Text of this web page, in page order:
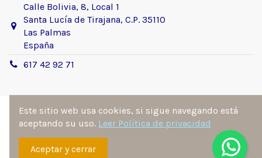
Calle Bolivia, 8, Local 1
Santa Lucía de Tirajana, C.P. 35110
Las Palmas
España
617 42 92 71
Sitio desarrollado y diseñado por
Ángel Manuel
Fernández González . Todos los derechos reservados por
Este sitio web usa cookies, si sigue navegando está
aceptando su uso. Leer Política de privacidad
Aceptar y cerrar